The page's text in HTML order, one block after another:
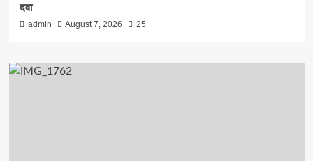
दवा
admin August 7, 2026 25